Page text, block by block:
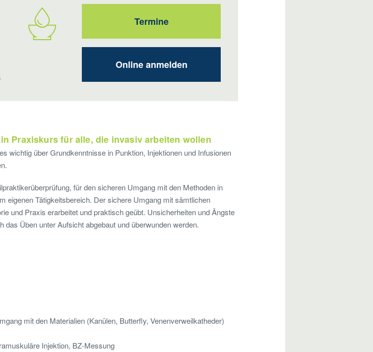
Termine
Online anmelden
Praxiskurs für alle, die invasiv arbeiten wollen
wichtig über Grundkenntnisse in Punktion, Injektionen und Infusionen
für den sicheren Umgang mit den Methoden in
eigenen Tätigkeitsbereich. Der sichere Umgang mit sämtlichen
und Praxis erarbeitet und praktisch geübt. Unsicherheiten und Ängste
Üben unter Aufsicht abgebaut und überwunden werden.
mit den Materialien (Kanülen, Butterfly, Venenverweilkatheder)
Injektion, BZ-Messung